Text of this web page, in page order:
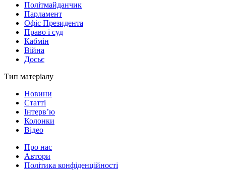
Політмайданчик
Парламент
Офіс Президента
Право і суд
Кабмін
Війна
Досьє
Тип матеріалу
Новини
Статті
Інтерв’ю
Колонки
Відео
Про нас
Автори
Політика конфіденційності